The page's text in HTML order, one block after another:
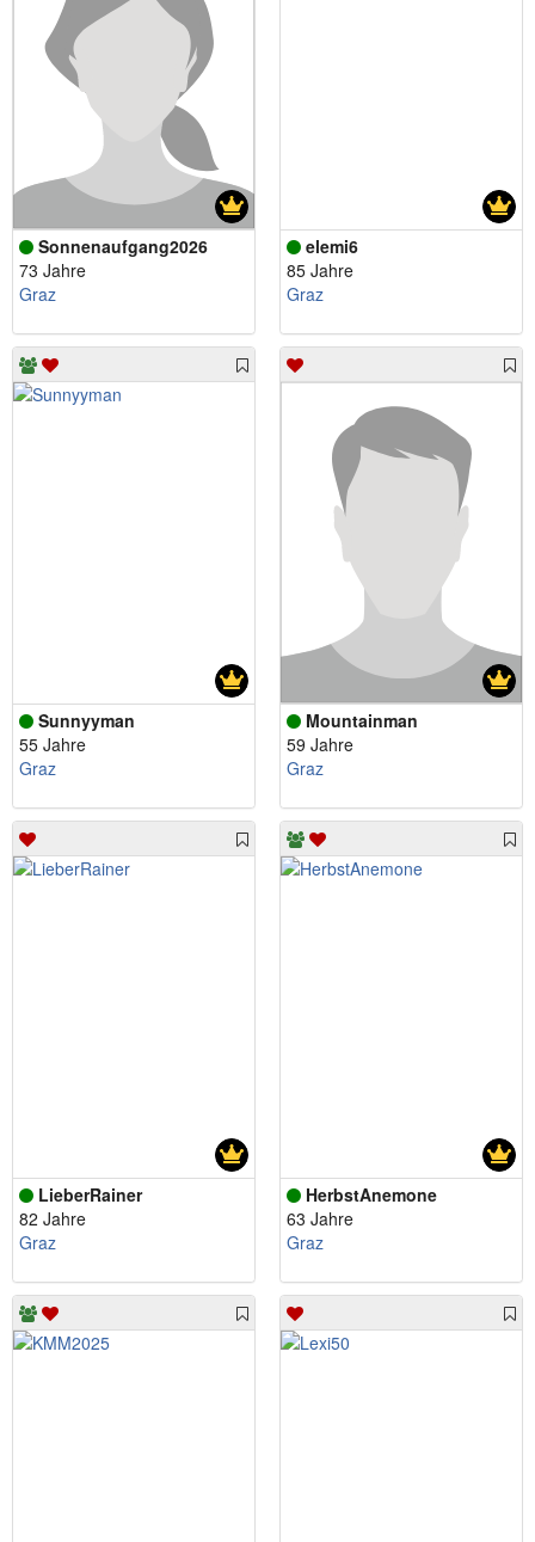
Sonnenaufgang2026
73 Jahre
Graz
elemi6
85 Jahre
Graz
Sunnyyman
55 Jahre
Graz
Mountainman
59 Jahre
Graz
LieberRainer
82 Jahre
Graz
HerbstAnemone
63 Jahre
Graz